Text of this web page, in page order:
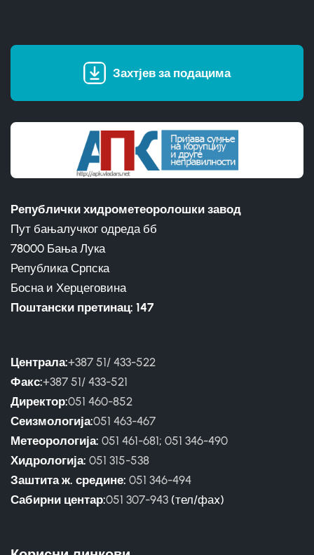
Захтјев за подацима
Републички хидрометеоролошки завод
Пут бањалучког одреда бб
78000 Бања Лука
Република Српска
Босна и Херцеговина
Поштански претинац: 147
Централа:+387 51/ 433-522
Факс:+387 51/ 433-521
Директор:051 460-852
Сеизмологија:051 463-467
Метеорологија: 051 461-681; 051 346-490
Хидрологија: 051 315-538
Заштита ж. средине: 051 346-494
Сабирни центар:051 307-943 (тел/фаx)